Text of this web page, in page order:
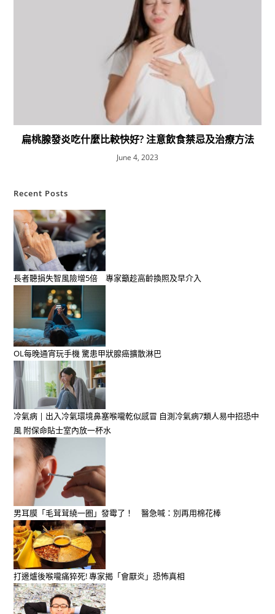
扁桃腺發炎吃什麼比較快好? 注意飲食禁忌及治療方法
June 4, 2023
Recent Posts
長者聽損失智風險增5倍 專家籲趁高齡換照及早介入
OL每晚通宵玩手機 驚患甲狀腺癌擴散淋巴
冷氣病 | 出入冷氣環境鼻塞喉嚨乾似感冒 自測冷氣病7類人易中招恐中
風 附保命貼士室內放一杯水
男耳膜「毛茸茸繞一圈」發霉了！ 醫急喊：別再用棉花棒
打邊爐後喉嚨痛猝死! 專家揭「會厭炎」恐怖真相